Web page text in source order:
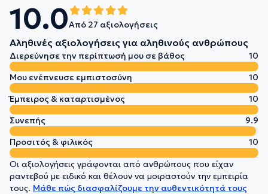
10.0Από 27 αξιολογήσεις
Αληθινές αξιολογήσεις για αληθινούς ανθρώπους
Διερεύνησε την περίπτωσή μου σε βάθος
10
Μου ενέπνευσε εμπιστοσύνη
10
Έμπειρος & καταρτισμένος
10
Συνεπής
9.9
Προσιτός & φιλικός
10
Οι αξιολογήσεις γράφονται από ανθρώπους που είχαν
ραντεβού με ειδικό και θέλουν να μοιραστούν την εμπειρία
τους. Μάθε πώς διασφαλίζουμε την αυθεντικότητά τους